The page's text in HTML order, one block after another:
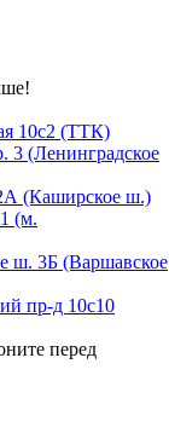
10с2 (ТТК)
3 (Ленинградское
(Каширское ш.)
(м.
ш. 3Б (Варшавское
пр-д 10с10
перед